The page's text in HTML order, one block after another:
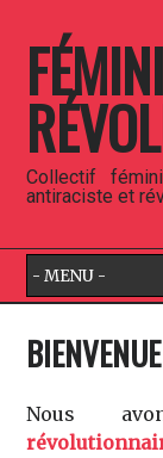
Collectif
antiraciste et
Nous